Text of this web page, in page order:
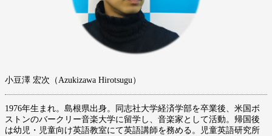
小豆澤 宏次（Azukizawa Hirotsugu）
1976年生まれ。島根県出身。同志社大学経済学部を卒業後、米国ボ
ストンのバークリー音楽大学に留学し、音楽家として活動。帰国後
は幼児・児童向け英語教室にて英語講師を務める。児童英語研究所